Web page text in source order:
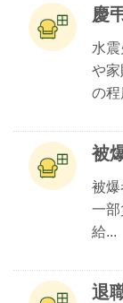
慶
水
や
の程
被
被爆
一
給...
退